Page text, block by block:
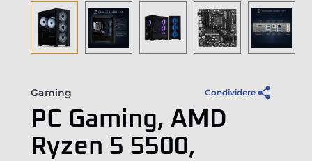
Gaming Condividere
PC Gaming, AMD
Ryzen 5 5500,